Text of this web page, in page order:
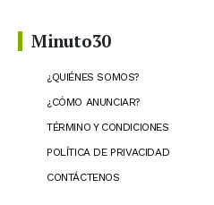
Minuto30
¿QUIÉNES SOMOS?
¿CÓMO ANUNCIAR?
TÉRMINO Y CONDICIONES
POLÍTICA DE PRIVACIDAD
CONTÁCTENOS